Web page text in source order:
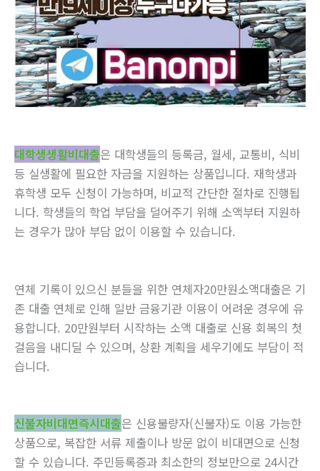
대학생생활비대출은 대학생들의 등록금, 월세, 교통비, 식비
등 실생활에 필요한 자금을 지원하는 상품입니다. 재학생과
휴학생 모두 신청이 가능하며, 비교적 간단한 절차로 진행됩
니다. 학생들의 학업 부담을 덜어주기 위해 소액부터 지원하
는 경우가 많아 부담 없이 이용할 수 있습니다.
연체 기록이 있으신 분들을 위한 연체자20만원소액대출은 기
존 대출 연체로 인해 일반 금융기관 이용이 어려운 경우에 유
용합니다. 20만원부터 시작하는 소액 대출로 신용 회복의 첫
걸음을 내디딜 수 있으며, 상환 계획을 세우기에도 부담이 적
습니다.
신불자비대면즉시대출은 신용불량자(신불자)도 이용 가능한
상품으로, 복잡한 서류 제출이나 방문 없이 비대면으로 신청
할 수 있습니다. 주민등록증과 최소한의 정보만으로 24시간